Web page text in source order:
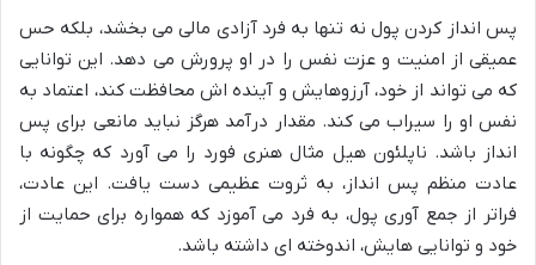
پس انداز کردن پول نه تنها به فرد آزادی مالی می بخشد، بلکه حس
عمیقی از امنیت و عزت نفس را در او پرورش می دهد. این توانایی
که می تواند از خود، آرزوهایش و آینده اش محافظت کند، اعتماد به
نفس او را سیراب می کند. مقدار درآمد هرگز نباید مانعی برای پس
انداز باشد. ناپلئون هیل مثال هنری فورد را می آورد که چگونه با
عادت منظم پس انداز، به ثروت عظیمی دست یافت. این عادت،
فراتر از جمع آوری پول، به فرد می آموزد که همواره برای حمایت از
خود و توانایی هایش، اندوخته ای داشته باشد.